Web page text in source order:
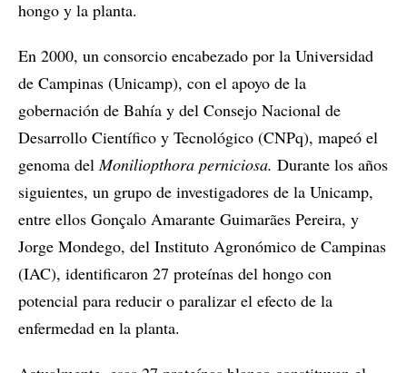
hongo y la planta.
En 2000, un consorcio encabezado por la Universidad
de Campinas (Unicamp), con el apoyo de la
gobernación de Bahía y del Consejo Nacional de
Desarrollo Científico y Tecnológico (CNPq), mapeó el
genoma del Moniliopthora perniciosa. Durante los años
siguientes, un grupo de investigadores de la Unicamp,
entre ellos Gonçalo Amarante Guimarães Pereira, y
Jorge Mondego, del Instituto Agronómico de Campinas
(IAC), identificaron 27 proteínas del hongo con
potencial para reducir o paralizar el efecto de la
enfermedad en la planta.